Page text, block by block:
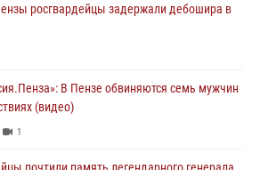
росгвардейцы задержали дебошира в
В Пензе обвиняются семь мужчин
(видео)
1